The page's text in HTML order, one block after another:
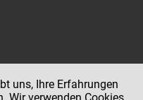
uns, Ihre Erfahrungen